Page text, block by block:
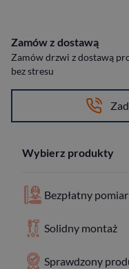
Zamów z dostawą
Zamów drzwi z dostawą
bez stresu
Wybierz produkty
Bezpłatny
Solidny montaż
Sprawdzony